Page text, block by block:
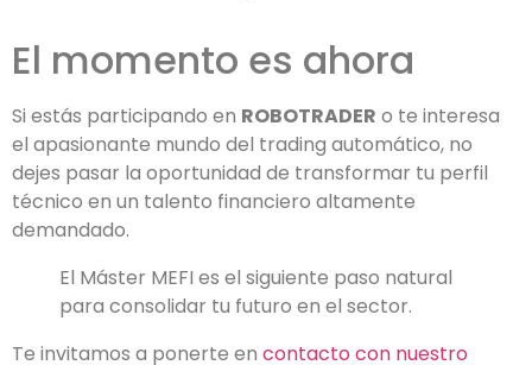
El momento es ahora
Si estás participando en ROBOTRADER o te interesa
el apasionante mundo del trading automático, no
dejes pasar la oportunidad de transformar tu perfil
técnico en un talento financiero altamente
demandado.
El Máster MEFI es el siguiente paso natural
para consolidar tu futuro en el sector.
Te invitamos a ponerte en contacto con nuestro